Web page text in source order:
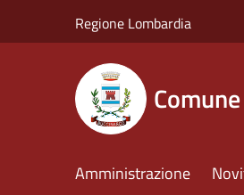
Regione Lombardia
Amministrazione